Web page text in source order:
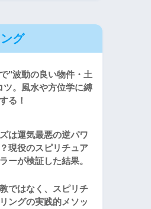
グ
"波動の良い物件・土
ツ。風水や方位学に縛
る！
は運気最悪の逆パワ
現役のスピリチュア
ーが検証した結果。
ではなく、スピリチ
ングの実践的メソッ